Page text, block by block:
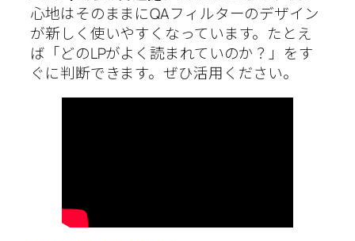
心地はそのままにQAフィルターのデザイン
が新しく使いやすくなっています。たとえ
ば「どのLPがよく読まれていのか？」をす
ぐに判断できます。ぜひ活用ください。